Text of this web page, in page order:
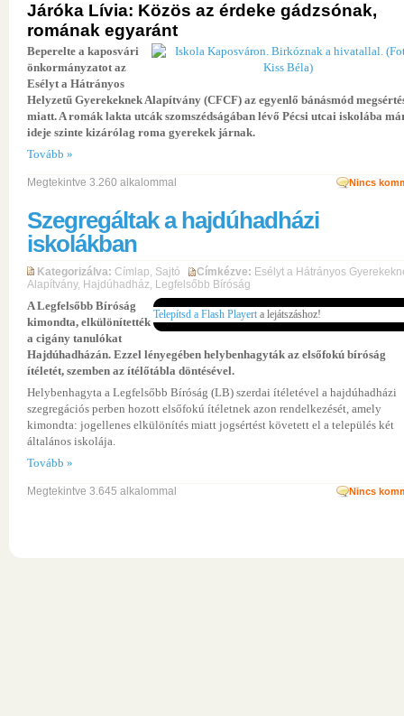
Járóka Lívia: Közös az érdeke gádzsónak,
romának egyaránt
Beperelte a kaposvári
önkormányzatot az
Esélyt a Hátrányos
Helyzetű Gyerekeknek Alapítvány (CFCF) az egyenlő bánásmód
miatt. A romák lakta utcák szomszédságában lévő Pécsi utcai iskolába
ideje szinte kizárólag roma gyerekek járnak.
Tovább »
Nincs
Megtekintve 3.260 alkalommal
Szegregáltak a hajdúhadházi
iskolákban
Kategorizálva: Címlap, Sajtó Címkézve: Esélyt a Hátrányos
Alapítvány, Hajdúhadház, Legfelsőbb Bíróság
Telepítsd a Flash Playert a lejátszáshoz!
A Legfelsőbb Bíróság
kimondta, elkülönítették
a cigány tanulókat
Hajdúhadházán. Ezzel lényegében helybenhagyták az elsőfokú bíróság
ítéletét, szemben az ítélőtábla döntésével.
Helybenhagyta a Legfelsőbb Bíróság (LB) szerdai ítéletével a hajdúhadházi
szegregációs perben hozott elsőfokú ítéletnek azon rendelkezését, amely
kimondta: jogellenes elkülönítés miatt jogsértést követett el a település két
általános iskolája.
Tovább »
Nincs
Megtekintve 3.645 alkalommal